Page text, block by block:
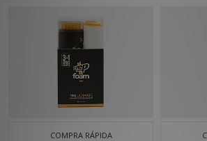
COMPRA RÁPIDA